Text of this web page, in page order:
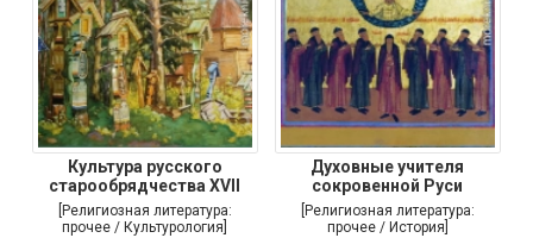
Культура русского
старообрядчества XVII
[Религиозная литература:
прочее / Культурология]
Духовные учителя
сокровенной Руси
[Религиозная литература:
прочее / История]